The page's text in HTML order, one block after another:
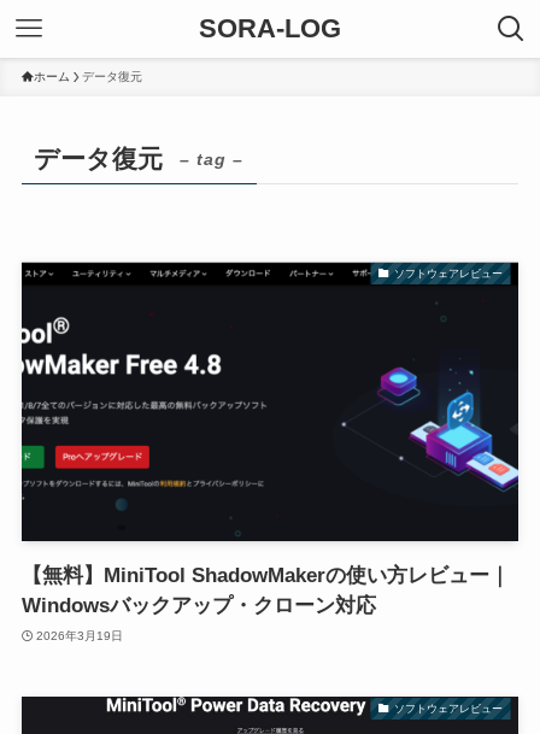
SORA-LOG
ホーム データ復元
データ復元 – tag –
ソフトウェアレビュー
【無料】MiniTool ShadowMakerの使い方レビュー｜
Windowsバックアップ・クローン対応
2026年3月19日
ソフトウェアレビュー